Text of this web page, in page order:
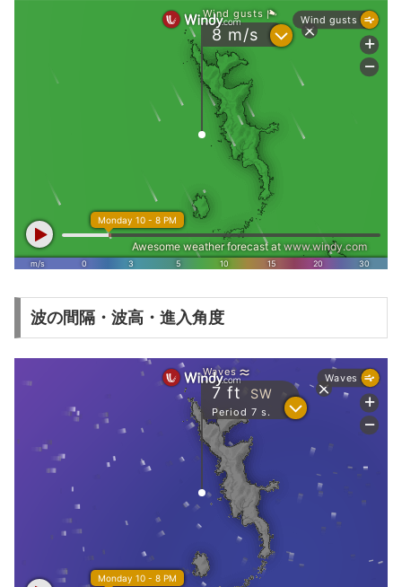
波の間隔・波高・進入角度